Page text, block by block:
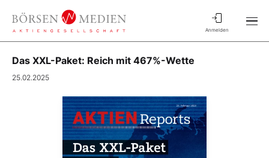
Anmelden
Das XXL-Paket: Reich mit 467%-Wette
25.02.2025